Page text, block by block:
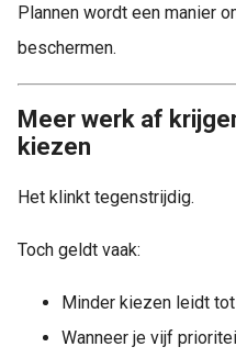
Plannen wordt een manier
beschermen.
Meer werk af
kiezen
Het klinkt tegenstrijdig.
Toch geldt vaak:
Minder kiezen leidt
Wanneer je vijf